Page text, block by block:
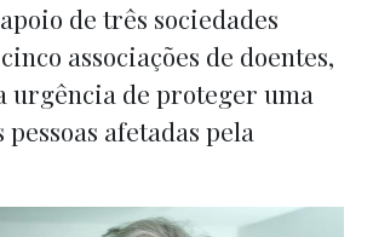
de três sociedades
associações de doentes,
urgência de proteger uma
afetadas pela